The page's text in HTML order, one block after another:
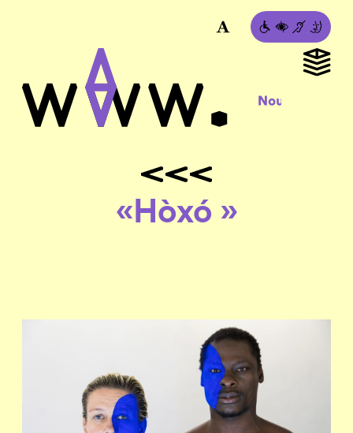
«Hòxó »